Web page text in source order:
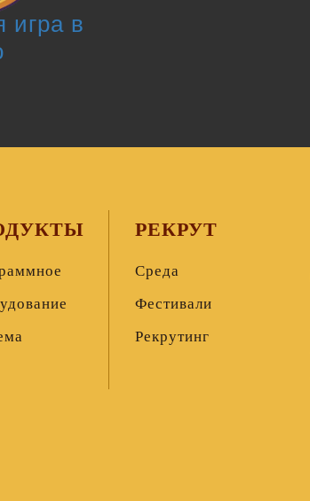
игра в
РЕКРУТ
Среда
Фестивали
Рекрутинг